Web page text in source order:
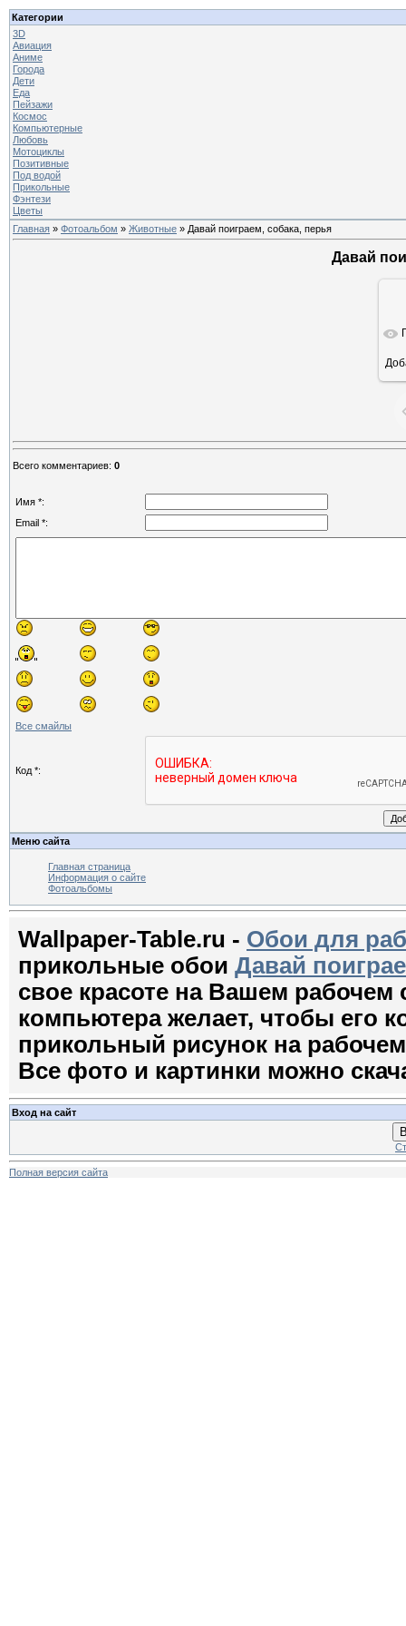
Категории
3D
Авиация
Аниме
Города
Дети
Еда
Пейзажи
Космос
Компьютерные
Любовь
Мотоциклы
Позитивные
Под водой
Прикольные
Фэнтези
Цветы
Главная » Фотоальбом » Животные » Давай поиграем, собака, перья
Давай
Всего комментариев: 0
Имя *:
Email *:
Все смайлы
Код *:
Меню сайта
Главная страница
Информация о сайте
Фотоальбомы
Wallpaper-Table.ru - Обои для
прикольные обои Давай
свое красоте на Вашем
компьютера желает, чтобы его
прикольный рисунок на
Все фото и картинки можно
Вход на сайт
Полная версия сайта